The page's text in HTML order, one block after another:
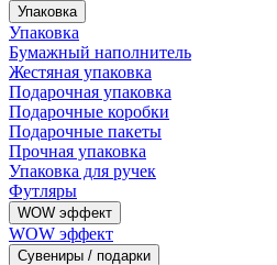
Упаковка
Упаковка
Бумажный наполнитель
Жестяная упаковка
Подарочная упаковка
Подарочные коробки
Подарочные пакеты
Прочная упаковка
Упаковка для ручек
Футляры
WOW эффект
WOW эффект
Сувениры / подарки